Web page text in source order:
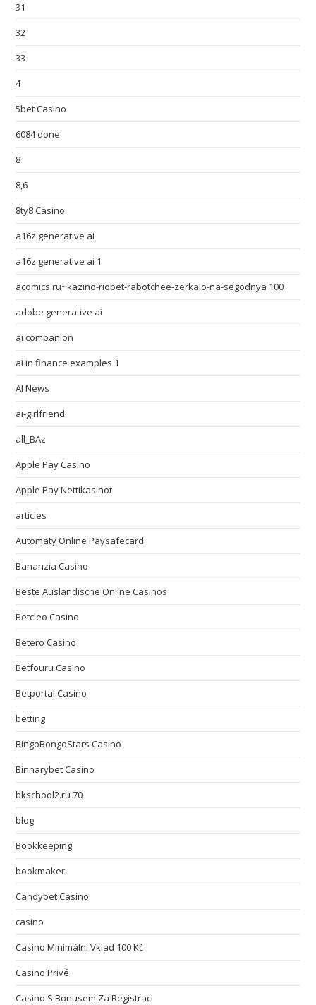
31
32
33
4
5bet Casino
6084 done
8
8,6
8ty8 Casino
a16z generative ai
a16z generative ai 1
acomics.ru~kazino-riobet-rabotchee-zerkalo-na-segodnya 100
adobe generative ai
ai companion
ai in finance examples 1
AI News
ai-girlfriend
all_BAz
Apple Pay Casino
Apple Pay Nettikasinot
articles
Automaty Online Paysafecard
Bananzia Casino
Beste Ausländische Online Casinos
Betcleo Casino
Betero Casino
Betfouru Casino
Betportal Casino
betting
BingoBongoStars Casino
Binnarybet Casino
bkschool2.ru 70
blog
Bookkeeping
bookmaker
Candybet Casino
casino
Casino Minimální Vklad 100 Kč
Casino Privé
Casino S Bonusem Za Registraci